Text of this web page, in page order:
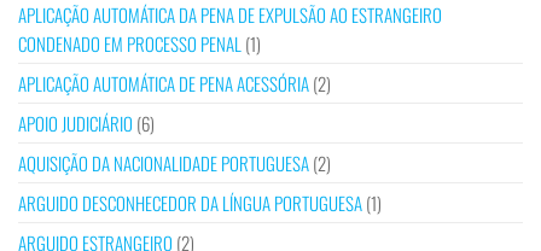
APLICAÇÃO AUTOMÁTICA DA PENA DE EXPULSÃO AO ESTRANGEIRO
CONDENADO EM PROCESSO PENAL (1)
APLICAÇÃO AUTOMÁTICA DE PENA ACESSÓRIA(2)
APOIO JUDICIÁRIO (6)
AQUISIÇÃO DA NACIONALIDADE PORTUGUESA(2)
ARGUIDO DESCONHECEDOR DA LÍNGUA PORTUGUESA(1)
ARGUIDO ESTRANGEIRO (2)